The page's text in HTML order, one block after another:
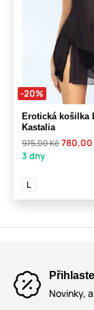
-20%
Erotická košilka
Kastalia
975,00 Kč780,00
3 dny
L
Novinky,